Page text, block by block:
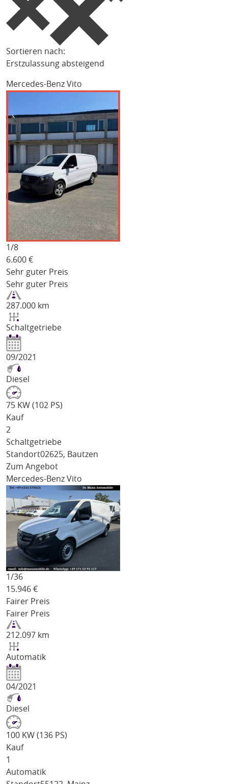
Sortieren nach:
Erstzulassung absteigend
Mercedes-Benz Vito
1/8
6.600 €
Sehr guter Preis
Sehr guter Preis
287.000 km
Schaltgetriebe
09/2021
Diesel
75 KW (102 PS)
Kauf
2
Schaltgetriebe
Standort02625, Bautzen
Zum Angebot
Mercedes-Benz Vito
1/36
15.946 €
Fairer Preis
Fairer Preis
212.097 km
Automatik
04/2021
Diesel
100 KW (136 PS)
Kauf
1
Automatik